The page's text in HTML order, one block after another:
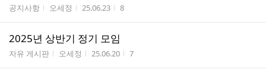
게시판명
공지사항 작성자
오세정 작성시간
25.06.23 조회수
8
2025년 상반기 정기 모임
게시판명
자유 게시판 작성자
오세정 작성시간
25.06.20 조회수
7